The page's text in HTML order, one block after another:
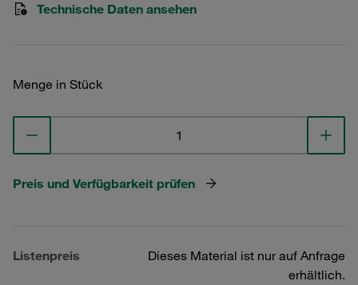
Technische Daten ansehen
Menge in Stück
Preis und Verfügbarkeit prüfen
Listenpreis
Dieses Material ist nur auf Anfrage
erhältlich.